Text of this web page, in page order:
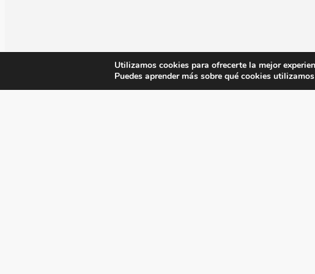
Utilizamos cookies para ofrecerte la mejor
Puedes aprender más sobre qué cookies